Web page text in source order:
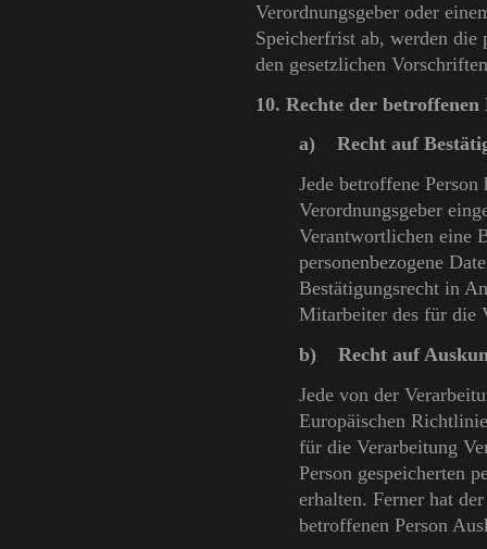
Verordnungsgeber oder
Speicherfrist ab, werden die
den gesetzlichen
10. Rechte der betroffenen
a) Recht auf
Jede betroffene
Verordnungsgeber
Verantwortlichen eine
personenbezogene
Bestätigungsrecht in
Mitarbeiter des für die
b) Recht auf
Jede von der
Europäischen
für die Verarbeitung
Person gespeicherten
erhalten. Ferner hat
betroffenen Person